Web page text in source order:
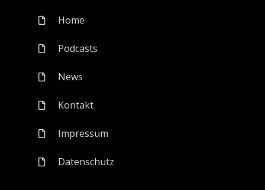
Home
Podcasts
News
Kontakt
Impressum
Datenschutz